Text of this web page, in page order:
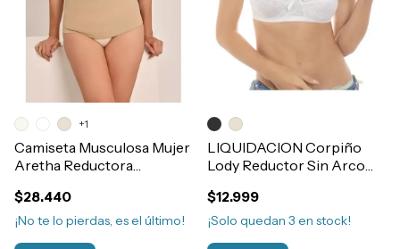
Camiseta Musculosa Mujer
Aretha Reductora
Bretel Ancho Sin Costura
Art.964
$28.440
¡No te lo pierdas, es el último!
+1
LIQUIDACION Corpiño
Lody Reductor Sin Arco
Art.6129
$12.999
¡Solo quedan 3 en stock!